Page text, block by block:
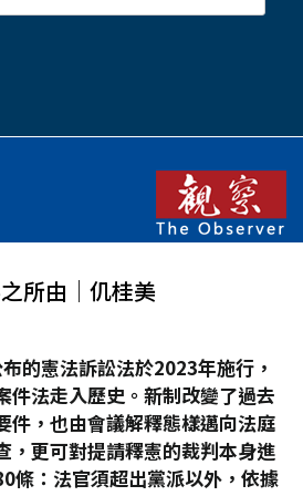
所由│仉桂美
布的憲法訴訟法於2023年施行，
件法走入歷史。新制改變了過去
件，也由會議解釋態樣邁向法庭
，更可對提請釋憲的裁判本身進
條：法官須超出黨派以外，依據